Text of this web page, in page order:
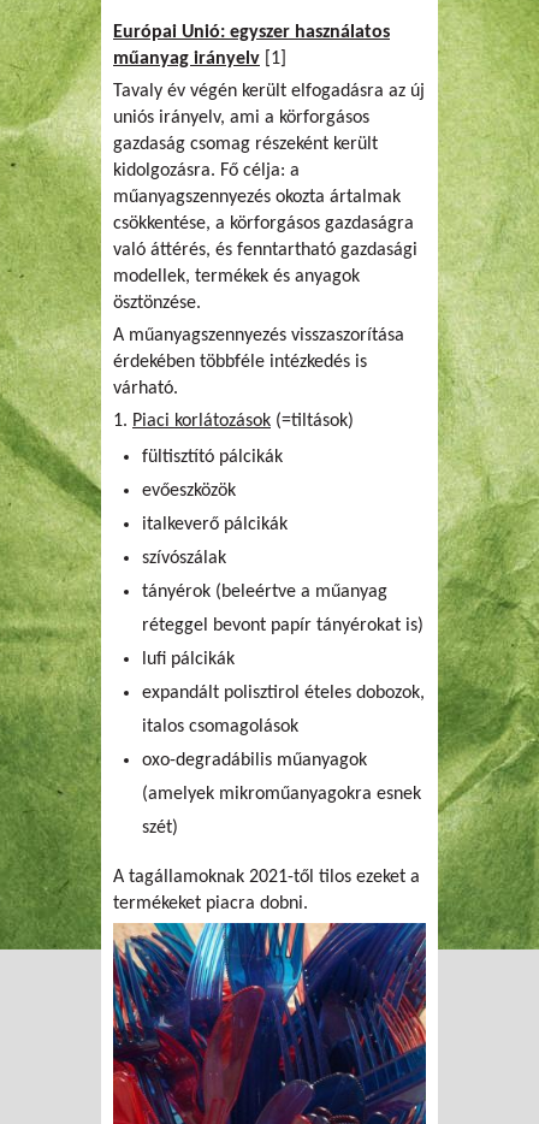
Európai Unió: egyszer használatos
műanyag irányelv [1]
Tavaly év végén került elfogadásra az új
uniós irányelv, ami a körforgásos
gazdaság csomag részeként került
kidolgozásra. Fő célja: a
műanyagszennyezés okozta ártalmak
csökkentése, a körforgásos gazdaságra
való áttérés, és fenntartható gazdasági
modellek, termékek és anyagok
ösztönzése.
A műanyagszennyezés visszaszorítása
érdekében többféle intézkedés is
várható.
1. Piaci korlátozások (=tiltások)
fültisztító pálcikák
evőeszközök
italkeverő pálcikák
szívószálak
tányérok (beleértve a műanyag
réteggel bevont papír tányérokat is)
lufi pálcikák
expandált polisztirol ételes dobozok,
italos csomagolások
oxo-degradábilis műanyagok
(amelyek mikroműanyagokra esnek
szét)
A tagállamoknak 2021-től tilos ezeket a
termékeket piacra dobni.